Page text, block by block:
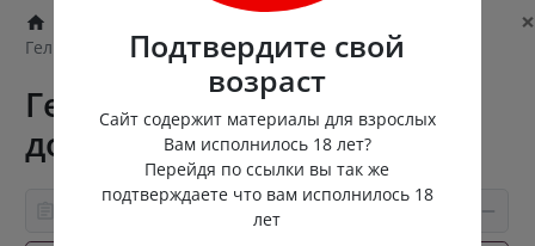
Подтвердите свой
возраст
Сайт содержит материалы для взрослых
Вам исполнилось 18 лет?
Перейдя по ссылки вы так же
подтверждаете что вам исполнилось 18
лет
×
Гель-смазка Masculan с дозатором
Гель-смазка Masculan с
дозатором
Информация о товаре